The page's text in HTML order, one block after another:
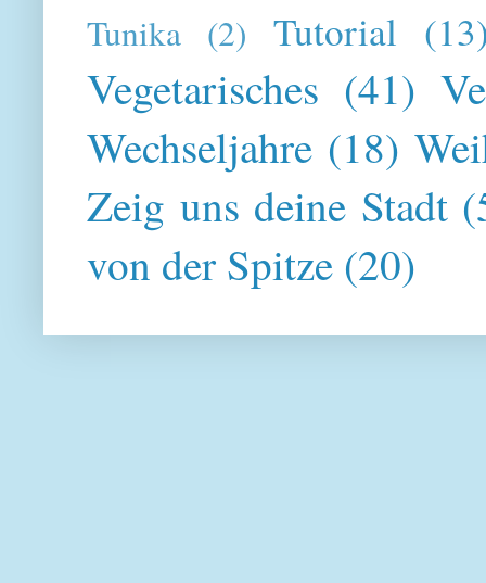
Tunika (2) Tutorial
Vegetarisches (41)
Wechseljahre (18)
Zeig uns deine Stadt
von der Spitze (20)